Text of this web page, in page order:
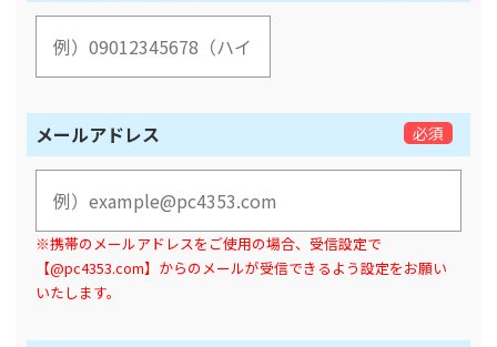
メールアドレス 必須
※携帯のメールアドレスをご使用の場合、受信設定で
【@pc4353.com】からのメールが受信できるよう設定をお願い
いたします。